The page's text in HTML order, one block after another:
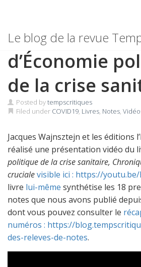
Le blog de la revue
Présentation
d’Économie
de la crise
Posted bytempscritiques
Filed under COVID19, Livres, Notes,
Jacques Wajnsztejn et les éditions
réalisé une présentation vidéo du
politique de la crise sanitaire,
crucialevisible ici : https://youtu.be/
livre lui-même synthétise les 18
notes que nous avons publié
dont vous pouvez consulter le
numéros : https://
des-releves-de-notes.